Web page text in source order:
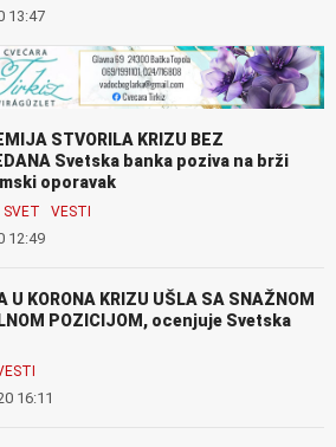
13:47
STVORILA KRIZU BEZ
Svetska banka poziva na brži
oporavak
SVET VESTI
12:49
U KORONA KRIZU UŠLA SA SNAŽNOM
POZICIJOM, ocenjuje Svetska
16:11